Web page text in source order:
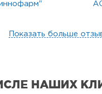
Показать больше
НАШИХ